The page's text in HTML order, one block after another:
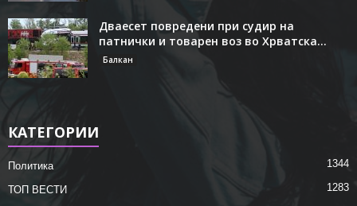
Дваесет повредени при судир на
патнички и товарен воз во Хрватска...
Балкан
КАТЕГОРИИ
Политика 1344
ТОП ВЕСТИ
1283